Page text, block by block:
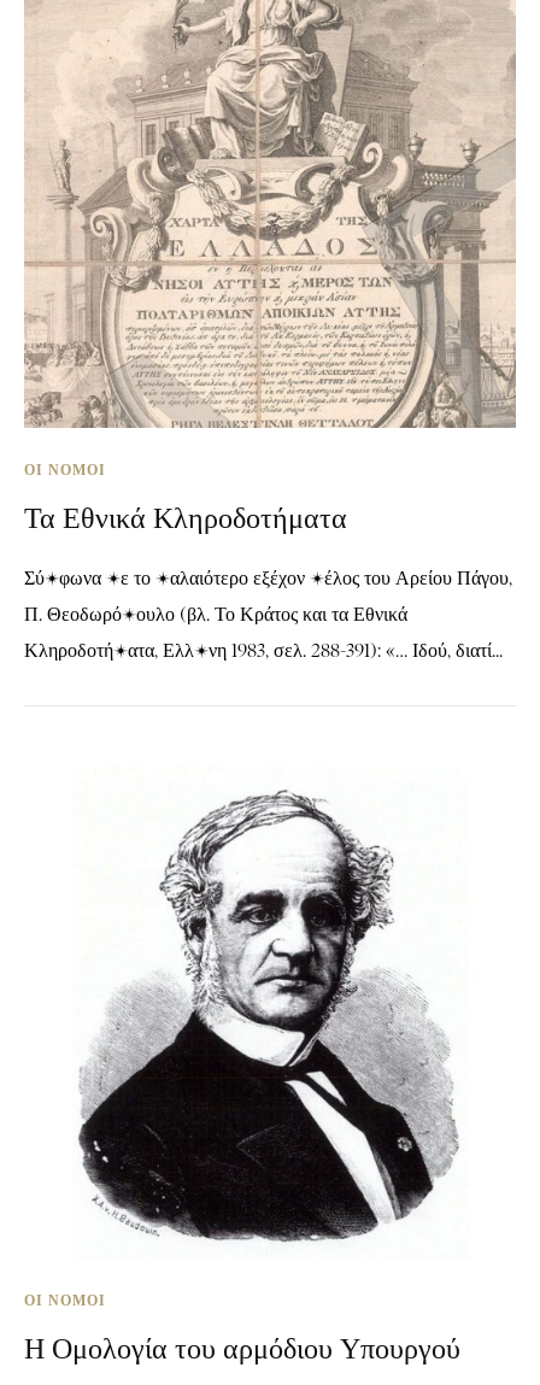
ΟΙ ΝΌΜΟΙ
Τα Εθνικά Κληροδοτήματα
Σύμφωνα με το παλαιότερο εξέχον μέλος του Αρείου Πάγου,
Π. Θεοδωρόπουλο (βλ. Το Κράτος και τα Εθνικά
Κληροδοτήματα, ΕλλΔνη 1983, σελ. 288-391): «… Ιδού, διατί...
ΟΙ ΝΌΜΟΙ
Η Ομολογία του αρμόδιου Υπουργού